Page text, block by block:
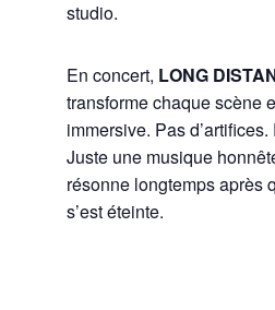
studio.
En concert, LONG
transforme chaque scène
immersive. Pas
Juste une musique
résonne longtemps après
s’est éteinte.